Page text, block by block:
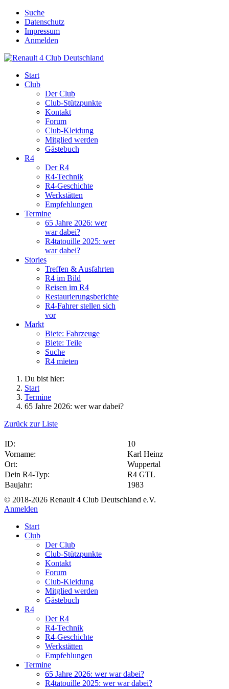
Suche
Datenschutz
Impressum
Anmelden
Start
Club
Der Club
Club-Stützpunkte
Kontakt
Forum
Club-Kleidung
Mitglied werden
Gästebuch
R4
Der R4
R4-Technik
R4-Geschichte
Werkstätten
Empfehlungen
Termine
65 Jahre 2026: wer
war dabei?
R4tatouille 2025: wer
war dabei?
Stories
Treffen & Ausfahrten
R4 im Bild
Reisen im R4
Restaurierungsberichte
R4-Fahrer stellen sich
vor
Markt
Biete: Fahrzeuge
Biete: Teile
Suche
R4 mieten
Du bist hier:
Start
Termine
65 Jahre 2026: wer war dabei?
Zurück zur Liste
ID:
10
Vorname:
Karl Heinz
Ort:
Wuppertal
Dein R4-Typ:
R4 GTL
Baujahr:
1983
© 2018-2026 Renault 4 Club Deutschland e.V.
Anmelden
Start
Club
Der Club
Club-Stützpunkte
Kontakt
Forum
Club-Kleidung
Mitglied werden
Gästebuch
R4
Der R4
R4-Technik
R4-Geschichte
Werkstätten
Empfehlungen
Termine
65 Jahre 2026: wer war dabei?
R4tatouille 2025: wer war dabei?